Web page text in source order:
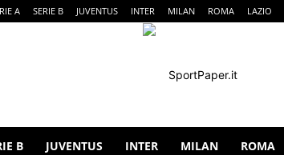
A SERIE B JUVENTUS INTER MILAN ROMA LAZIO
B JUVENTUS INTER MILAN ROMA